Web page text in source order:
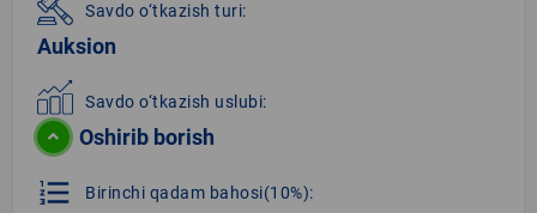
Savdo o‘tkazish turi:
Auksion
Savdo o‘tkazish uslubi:
Oshirib borish
format_list_numbered Birinchi qadam bahosi(10%):